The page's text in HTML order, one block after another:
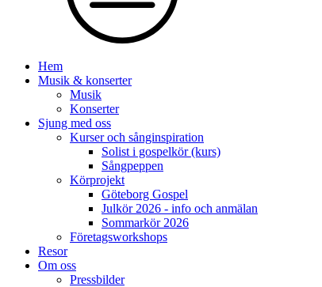
Hem
Musik & konserter
Musik
Konserter
Sjung med oss
Kurser och sånginspiration
Solist i gospelkör (kurs)
Sångpeppen
Körprojekt
Göteborg Gospel
Julkör 2026 - info och anmälan
Sommarkör 2026
Företagsworkshops
Resor
Om oss
Pressbilder